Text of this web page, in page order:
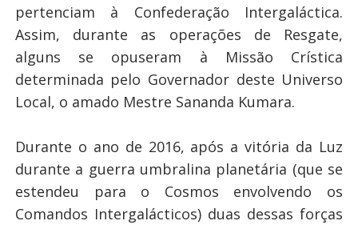
pertenciam à Confederação Intergaláctica.
Assim, durante as operações de Resgate,
alguns se opuseram à Missão Crística
determinada pelo Governador deste Universo
Local, o amado Mestre Sananda Kumara.
Durante o ano de 2016, após a vitória da Luz
durante a guerra umbralina planetária (que se
estendeu para o Cosmos envolvendo os
Comandos Intergalácticos) duas dessas forças